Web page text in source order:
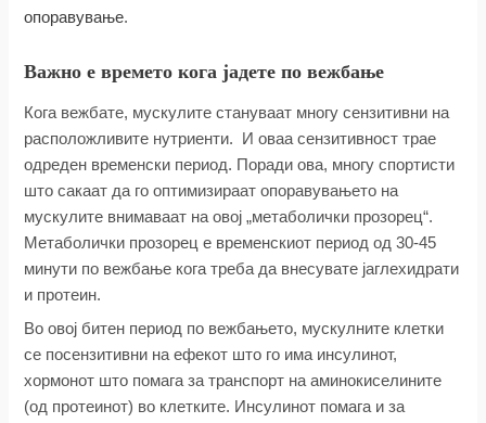
опоравување.
Важно е времето кога јадете по вежбање
Кога вежбате, мускулите стануваат многу сензитивни на
расположливите нутриенти. И оваа сензитивност трае
одреден временски период. Поради ова, многу спортисти
што сакаат да го оптимизираат опоравувањето на
мускулите внимаваат на овој „метаболички прозорец“.
Метаболички прозорец е временскиот период од 30-45
минути по вежбање кога треба да внесувате јаглехидрати
и протеин.
Во овој битен период по вежбањето, мускулните клетки
се посензитивни на ефекот што го има инсулинот,
хормонот што помага за транспорт на аминокиселините
(од протеинот) во клетките. Инсулинот помага и за